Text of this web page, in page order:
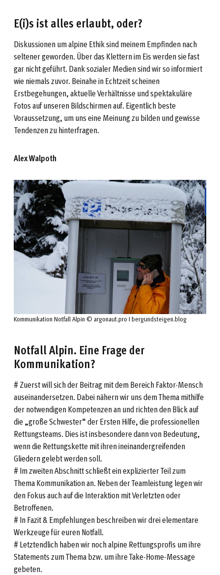
E(i)s ist alles erlaubt, oder?
Diskussionen um alpine Ethik sind meinem Empfinden nach
seltener geworden. Über das Klettern im Eis werden sie fast
gar nicht geführt. Dank sozialer Medien sind wir so informiert
wie niemals zuvor. Beinahe in Echtzeit scheinen
Erstbegehungen, aktuelle Verhältnisse und spektakuläre
Fotos auf unseren Bildschirmen auf. Eigentlich beste
Voraussetzung, um uns eine Meinung zu bilden und gewisse
Tendenzen zu hinterfragen.
Alex Walpoth
Kommunikation Notfall Alpin © argonaut.pro I bergundsteigen.blog
Notfall Alpin. Eine Frage der
Kommunikation?
# Zuerst will sich der Beitrag mit dem Bereich Faktor-Mensch
auseinandersetzen. Dabei nähern wir uns dem Thema mithilfe
der notwendigen Kompetenzen an und richten den Blick auf
die „große Schwester“ der Ersten Hilfe, die professionellen
Rettungsteams. Dies ist insbesondere dann von Bedeutung,
wenn die Rettungskette mit ihren ineinandergreifenden
Gliedern gelebt werden soll.
# Im zweiten Abschnitt schließt ein explizierter Teil zum
Thema Kommunikation an. Neben der Teamleistung legen wir
den Fokus auch auf die Interaktion mit Verletzten oder
Betroffenen.
# In Fazit & Empfehlungen beschreiben wir drei elementare
Werkzeuge für euren Notfall.
# Letztendlich haben wir noch alpine Rettungsprofis um ihre
Statements zum Thema bzw. um ihre Take-Home-Message
gebeten.